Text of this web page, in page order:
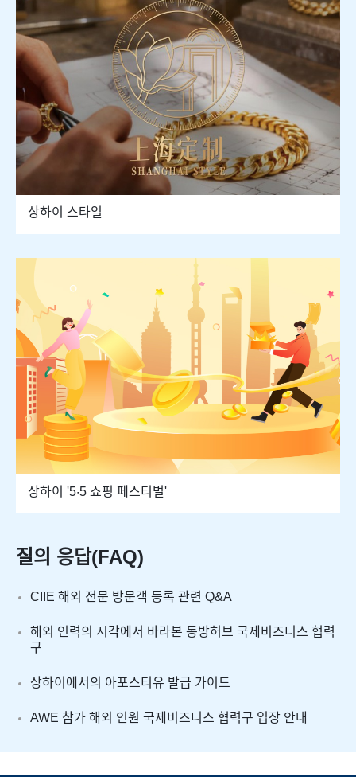
상하이 스타일
상하이 '5·5 쇼핑 페스티벌'
질의 응답(FAQ)
CIIE 해외 전문 방문객 등록 관련 Q&A
해외 인력의 시각에서 바라본 동방허브 국제비즈니스 협력
구
상하이에서의 아포스티유 발급 가이드
AWE 참가 해외 인원 국제비즈니스 협력구 입장 안내